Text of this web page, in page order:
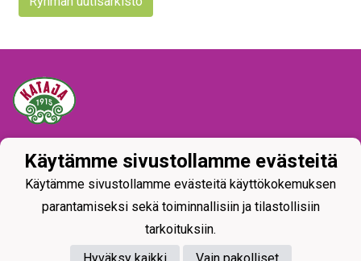
Tietosuojaseloste
Käytämme sivustollamme evästeitä
Käytämme sivustollamme evästeitä käyttökokemuksen
parantamiseksi sekä toiminnallisiin ja tilastollisiin
tarkoituksiin.